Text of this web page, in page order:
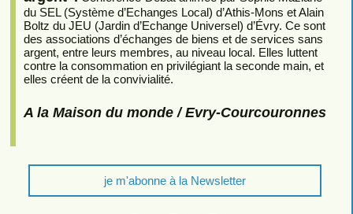
du SEL (Système d’Echanges Local) d’Athis-Mons et Alain
Boltz du JEU (Jardin d’Echange Universel) d’Évry. Ce sont
des associations d’échanges de biens et de services sans
argent, entre leurs membres, au niveau local. Elles luttent
contre la consommation en privilégiant la seconde main, et
elles créent de la convivialité.
A la Maison du monde / Evry-Courcouronnes
je m'abonne à la Newsletter